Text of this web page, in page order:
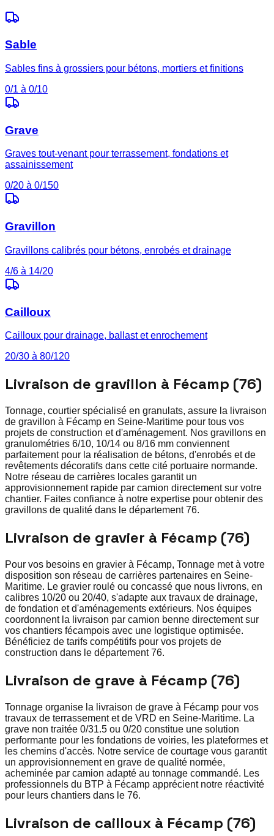
Sable
Sables fins à grossiers pour bétons, mortiers et finitions
0/1 à 0/10
Grave
Graves tout-venant pour terrassement, fondations et
assainissement
0/20 à 0/150
Gravillon
Gravillons calibrés pour bétons, enrobés et drainage
4/6 à 14/20
Cailloux
Cailloux pour drainage, ballast et enrochement
20/30 à 80/120
Livraison de gravillon à Fécamp (76)
Tonnage, courtier spécialisé en granulats, assure la livraison
de gravillon à Fécamp en Seine-Maritime pour tous vos
projets de construction et d'aménagement. Nos gravillons en
granulométries 6/10, 10/14 ou 8/16 mm conviennent
parfaitement pour la réalisation de bétons, d'enrobés et de
revêtements décoratifs dans cette cité portuaire normande.
Notre réseau de carrières locales garantit un
approvisionnement rapide par camion directement sur votre
chantier. Faites confiance à notre expertise pour obtenir des
gravillons de qualité dans le département 76.
Livraison de gravier à Fécamp (76)
Pour vos besoins en gravier à Fécamp, Tonnage met à votre
disposition son réseau de carrières partenaires en Seine-
Maritime. Le gravier roulé ou concassé que nous livrons, en
calibres 10/20 ou 20/40, s'adapte aux travaux de drainage,
de fondation et d'aménagements extérieurs. Nos équipes
coordonnent la livraison par camion benne directement sur
vos chantiers fécampois avec une logistique optimisée.
Bénéficiez de tarifs compétitifs pour vos projets de
construction dans le département 76.
Livraison de grave à Fécamp (76)
Tonnage organise la livraison de grave à Fécamp pour vos
travaux de terrassement et de VRD en Seine-Maritime. La
grave non traitée 0/31.5 ou 0/20 constitue une solution
performante pour les fondations de voiries, les plateformes et
les chemins d'accès. Notre service de courtage vous garantit
un approvisionnement en grave de qualité normée,
acheminée par camion adapté au tonnage commandé. Les
professionnels du BTP à Fécamp apprécient notre réactivité
pour leurs chantiers dans le 76.
Livraison de cailloux à Fécamp (76)